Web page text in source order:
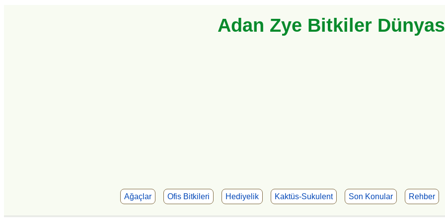
Adan Zye Bitkiler
Ağaçlar Ofis Bitkileri Hediyelik Kaktüs-Sukulent Son Konular Rehber